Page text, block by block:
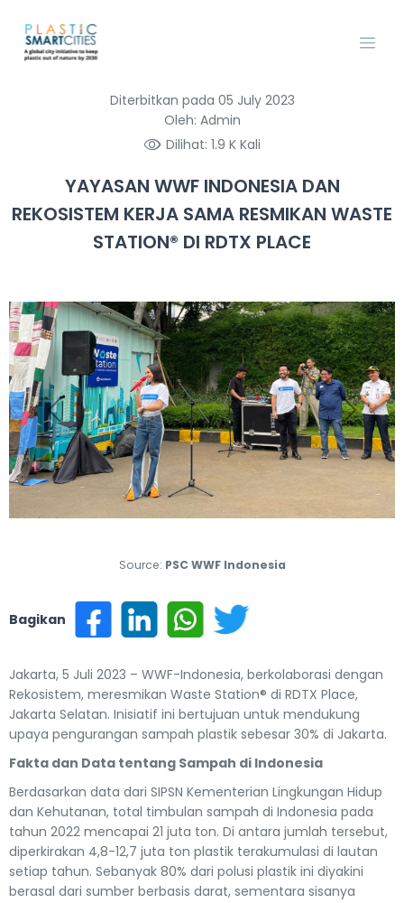
Diterbitkan pada 05 July 2023
Oleh: Admin
Dilihat: 1.9 K Kali
YAYASAN WWF INDONESIA DAN
REKOSISTEM KERJA SAMA RESMIKAN WASTE
STATION® DI RDTX PLACE
Previous Next
Source: PSC WWF Indonesia
Bagikan
Jakarta, 5 Juli 2023 – WWF-Indonesia, berkolaborasi dengan
Rekosistem, meresmikan Waste Station® di RDTX Place,
Jakarta Selatan. Inisiatif ini bertujuan untuk mendukung
upaya pengurangan sampah plastik sebesar 30% di Jakarta.
Fakta dan Data tentang Sampah di Indonesia
Berdasarkan data dari SIPSN Kementerian Lingkungan Hidup
dan Kehutanan, total timbulan sampah di Indonesia pada
tahun 2022 mencapai 21 juta ton. Di antara jumlah tersebut,
diperkirakan 4,8-12,7 juta ton plastik terakumulasi di lautan
setiap tahun. Sebanyak 80% dari polusi plastik ini diyakini
berasal dari sumber berbasis darat, sementara sisanya